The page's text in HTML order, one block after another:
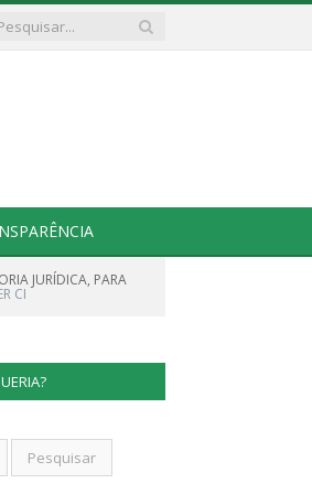
JURÍDICA, PARA
CI